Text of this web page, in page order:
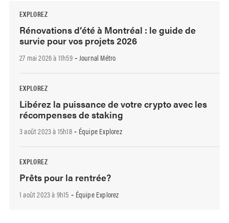
EXPLOREZ
Rénovations d’été à Montréal : le guide de
survie pour vos projets 2026
27 mai 2026 à 11h59- Journal Métro
EXPLOREZ
Libérez la puissance de votre crypto avec les
récompenses de staking
3 août 2023 à 15h18- Équipe Explorez
EXPLOREZ
Prêts pour la rentrée?
1 août 2023 à 9h15 - Équipe Explorez